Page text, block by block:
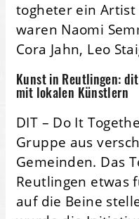
togheter ein Artist
waren Naomi
Cora Jahn, Leo
Kunst in Reutlingen:
mit lokalen Künstlern
DIT – Do It
Gruppe aus
Gemeinden. Das
Reutlingen etwas
auf die Beine